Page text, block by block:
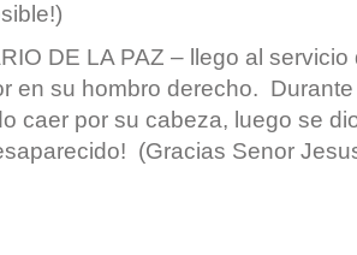
DE LA PAZ – llego al
en su hombro derecho.
caer por su cabeza, luego se
(Gracias Senor